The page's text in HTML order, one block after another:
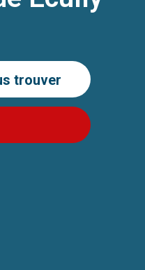
trouver